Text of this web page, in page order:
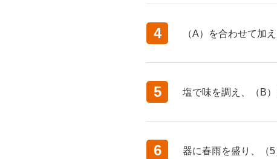
4 （A）を合わせて加
5 塩で味を調え、（B
6 器に春雨を盛り、（5